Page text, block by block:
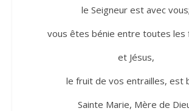
le Seigneur est avec vous;
vous êtes bénie entre toutes les
et Jésus,
le fruit de vos entrailles, est
Sainte Marie, Mère de